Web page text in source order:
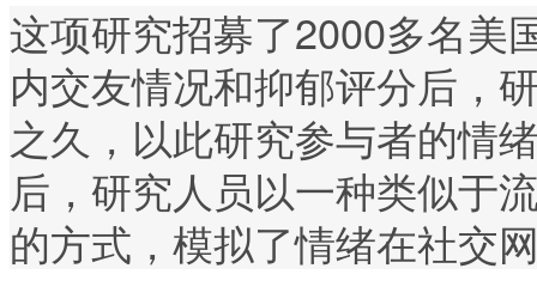
这项研究招募了2000多名美
内交友情况和抑郁评分后，
之久，以此研究参与者的情
后，研究人员以一种类似于
的方式，模拟了情绪在社交